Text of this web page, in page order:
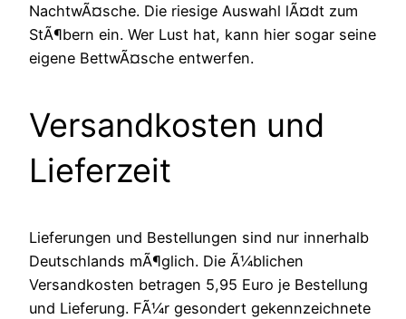
NachtwÃ¤sche. Die riesige Auswahl lÃ¤dt zum
StÃ¶bern ein. Wer Lust hat, kann hier sogar seine
eigene BettwÃ¤sche entwerfen.
Versandkosten und
Lieferzeit
Lieferungen und Bestellungen sind nur innerhalb
Deutschlands mÃ¶glich. Die Ã¼blichen
Versandkosten betragen 5,95 Euro je Bestellung
und Lieferung. FÃ¼r gesondert gekennzeichnete